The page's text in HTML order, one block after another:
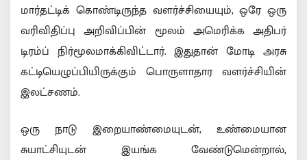
மார்தட்டிக் கொண்டிருந்த வளர்ச்சியையும், ஒரே ஒரு
வரிவிதிப்பு அறிவிப்பின் மூலம் அமெரிக்க அதிபர்
டிரம்ப் நிர்மூலமாக்கிவிட்டார். இதுதான் மோடி அரசு
கட்டியெழுப்பியிருக்கும் பொருளாதார வளர்ச்சியின்
இலட்சணம்.
ஒரு நாடு இறையாண்மையுடன், உண்மையான
சுயாட்சியுடன் இயங்க வேண்டுமென்றால்,